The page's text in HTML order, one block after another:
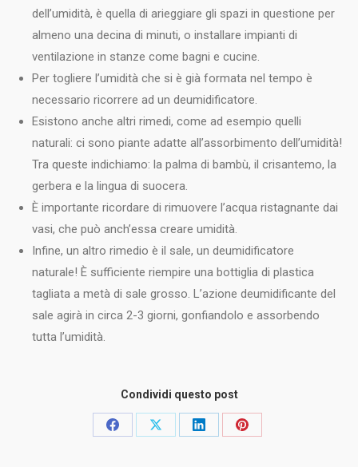
dell’umidità, è quella di arieggiare gli spazi in questione per
almeno una decina di minuti, o installare impianti di
ventilazione in stanze come bagni e cucine.
Per togliere l’umidità che si è già formata nel tempo è
necessario ricorrere ad un deumidificatore.
Esistono anche altri rimedi, come ad esempio quelli
naturali: ci sono piante adatte all’assorbimento dell’umidità!
Tra queste indichiamo: la palma di bambù, il crisantemo, la
gerbera e la lingua di suocera.
È importante ricordare di rimuovere l’acqua ristagnante dai
vasi, che può anch’essa creare umidità.
Infine, un altro rimedio è il sale, un deumidificatore
naturale! È sufficiente riempire una bottiglia di plastica
tagliata a metà di sale grosso. L’azione deumidificante del
sale agirà in circa 2-3 giorni, gonfiandolo e assorbendo
tutta l’umidità.
Condividi questo post
CondividiCondividiCondividiCondividi